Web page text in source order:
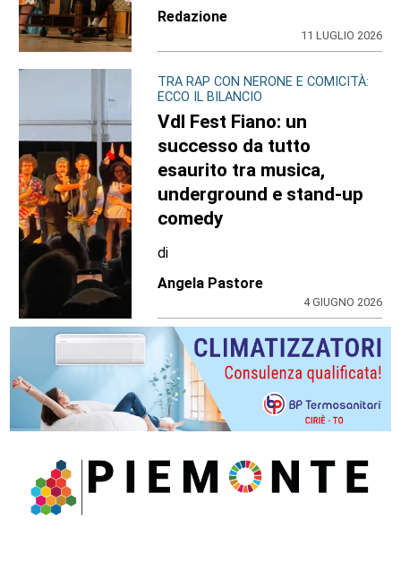
Redazione
11 LUGLIO 2026
TRA RAP CON NERONE E COMICITÀ:
ECCO IL BILANCIO
Vdl Fest Fiano: un
successo da tutto
esaurito tra musica,
underground e stand-up
comedy
di
Angela Pastore
4 GIUGNO 2026